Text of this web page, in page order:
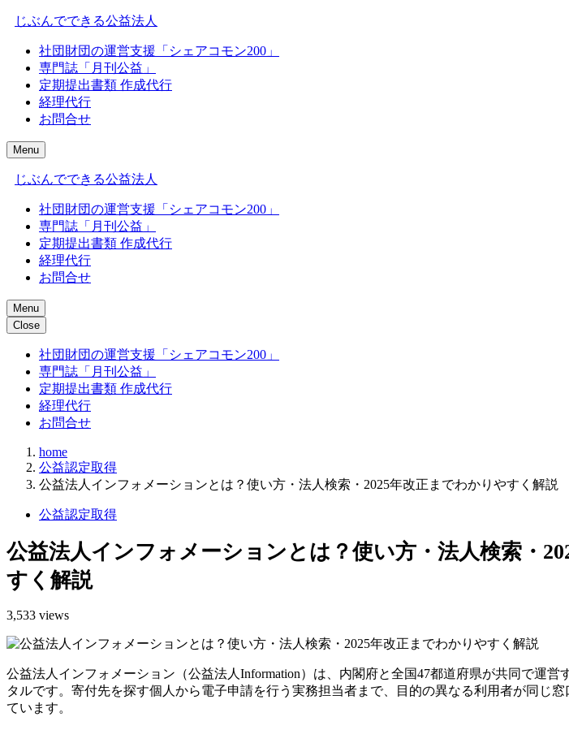
じぶんでできる公益法人
社団財団の運営支援「シェアコモン200」
専門誌「月刊公益」
定期提出書類 作成代行
経理代行
お問合せ
Menu
じぶんでできる公益法人
社団財団の運営支援「シェアコモン200」
専門誌「月刊公益」
定期提出書類 作成代行
経理代行
お問合せ
Menu
Close
社団財団の運営支援「シェアコモン200」
専門誌「月刊公益」
定期提出書類 作成代行
経理代行
お問合せ
home
公益認定取得
公益法人インフォメーションとは？使い方・法人検索・2025年改正までわかりやすく解説
公益認定取得
公益法人インフォメーションとは？使い方・法人検索・
すく解説
3,533 views
公益法人インフォメーション（公益法人Information）は、内閣府と全国47都道府県が共同で運
タルです。寄付先を探す個人から電子申請を行う実務担当者まで、目的の異なる利用者が同じ
ています。